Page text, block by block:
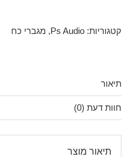
Mono
קטגוריות: Ps Audio
, מגברי כח
תיאור
חוות דעת (0)
תיאור מוצר